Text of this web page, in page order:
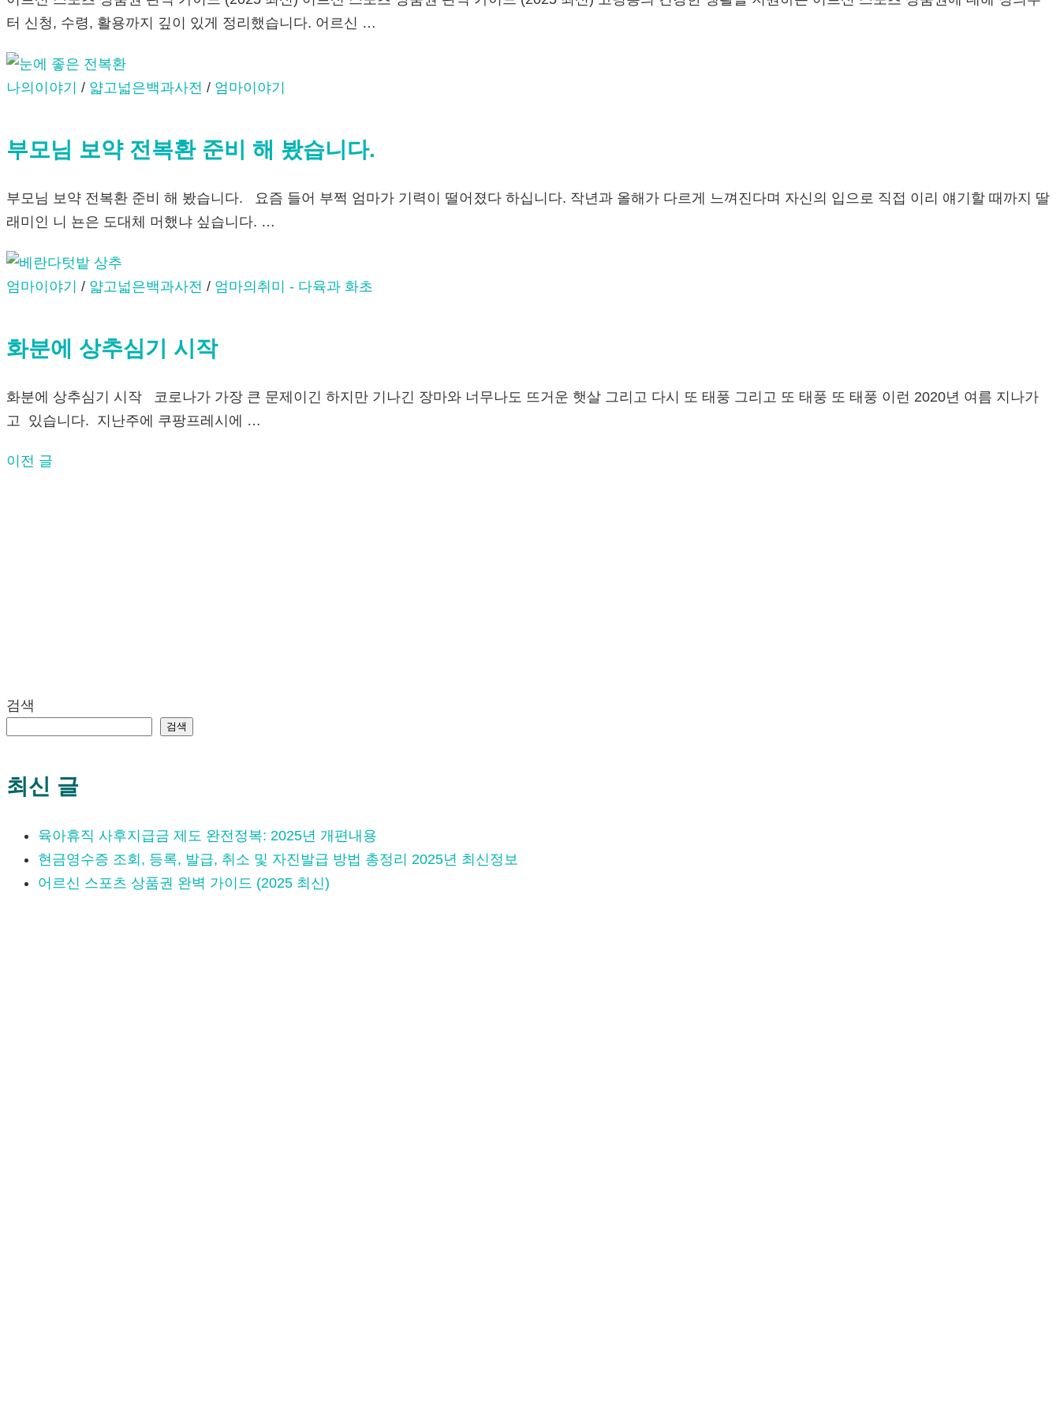
터 신청, 수령, 활용까지 깊이 있게 정리했습니다. 어르신 …
나의이야기 / 얇고넓은백과사전 / 엄마이야기
부모님 보약 전복환 준비 해 봤습니다.
부모님 보약 전복환 준비 해 봤습니다. 요즘 들어 부쩍 엄마가 기력이 떨어졌다 하십니다. 작년과 올해가 다르게 느껴진다며 자신의 입으로 직접 이리 얘기할 때까지 딸
래미인 니 뇬은 도대체 머했냐 싶습니다. …
엄마이야기 / 얇고넓은백과사전 / 엄마의취미 - 다육과 화초
화분에 상추심기 시작
화분에 상추심기 시작 코로나가 가장 큰 문제이긴 하지만 기나긴 장마와 너무나도 뜨거운 햇살 그리고 다시 또 태풍 그리고 또 태풍 또 태풍 이런 2020년 여름 지나가
고 있습니다. 지난주에 쿠팡프레시에 …
글
이전 글
검색
검색
최신 글
육아휴직 사후지급금 제도 완전정복: 2025년 개편내용
현금영수증 조회, 등록, 발급, 취소 및 자진발급 방법 총정리 2025년 최신정보
어르신 스포츠 상품권 완벽 가이드 (2025 최신)